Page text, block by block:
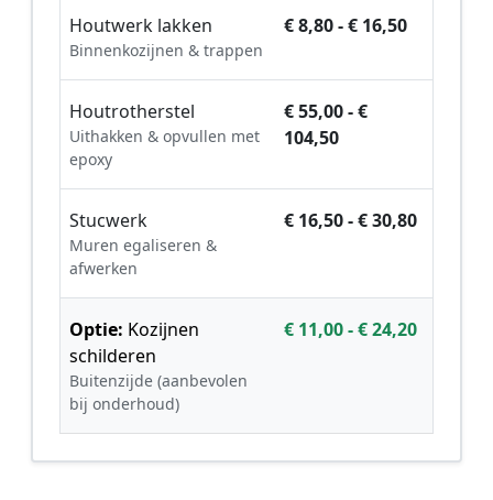
Houtwerk lakken
Binnenkozijnen & trappen
€ 8,80 - € 16,50
Houtrotherstel
Uithakken & opvullen met
epoxy
€ 55,00 - €
104,50
Stucwerk
Muren egaliseren &
afwerken
€ 16,50 - € 30,80
Optie: Kozijnen
schilderen
Buitenzijde (aanbevolen
bij onderhoud)
€ 11,00 - € 24,20